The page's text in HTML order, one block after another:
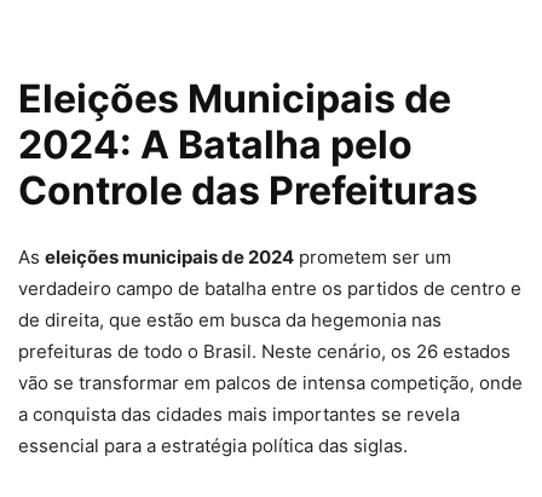
Eleições Municipais de
2024: A Batalha pelo
Controle das Prefeituras
As eleições municipais de 2024 prometem ser um
verdadeiro campo de batalha entre os partidos de centro e
de direita, que estão em busca da hegemonia nas
prefeituras de todo o Brasil. Neste cenário, os 26 estados
vão se transformar em palcos de intensa competição, onde
a conquista das cidades mais importantes se revela
essencial para a estratégia política das siglas.